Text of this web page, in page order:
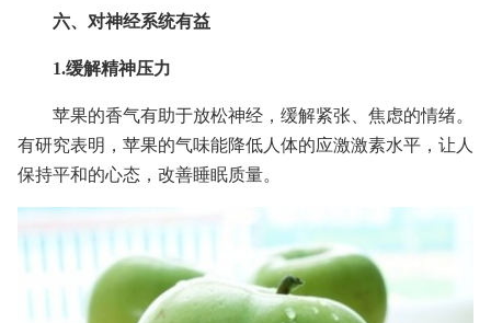
六、对神经系统有益
1.缓解精神压力
苹果的香气有助于放松神经，缓解紧张、焦虑的情绪。
有研究表明，苹果的气味能降低人体的应激激素水平，让人
保持平和的心态，改善睡眠质量。